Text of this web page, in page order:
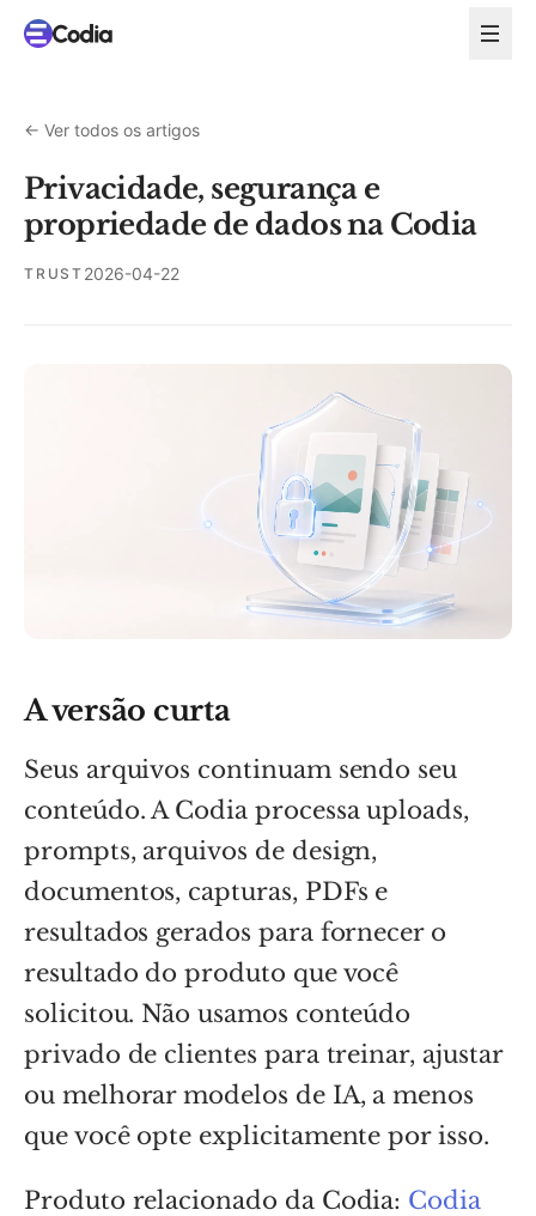
← Ver todos os artigos
Privacidade, segurança e
propriedade de dados na Codia
TRUST 2026-04-22
A versão curta
Seus arquivos continuam sendo seu
conteúdo. A Codia processa uploads,
prompts, arquivos de design,
documentos, capturas, PDFs e
resultados gerados para fornecer o
resultado do produto que você
solicitou. Não usamos conteúdo
privado de clientes para treinar, ajustar
ou melhorar modelos de IA, a menos
que você opte explicitamente por isso.
Produto relacionado da Codia: Codia